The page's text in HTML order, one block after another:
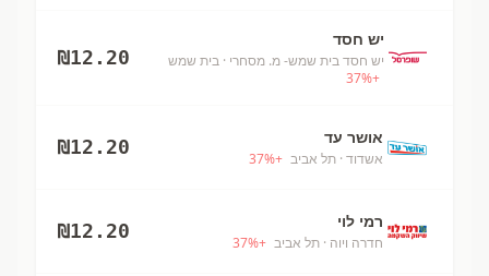
יש חסד
יש חסד בית שמש- מ. מסחרי · בית שמש
+
37%
₪12.20
אושר עד
אשדוד · תל אביב +
37%
₪12.20
רמי לוי
חדרה ויוה · תל אביב +
37%
₪12.20